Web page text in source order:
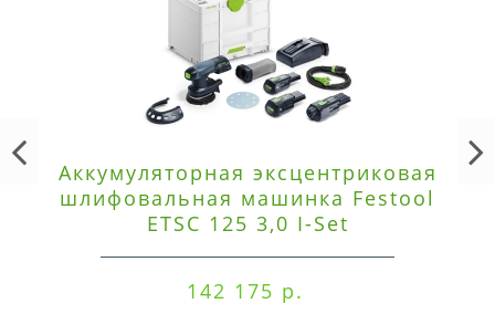
Аккумуляторная эксцентриковая
шлифовальная машинка Festool
ETSC 125 3,0 I-Set
142 175 р.